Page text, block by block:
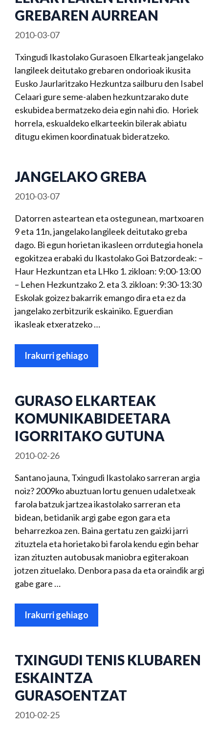
GREBAREN AURREAN
2010-03-07
Txingudi Ikastolako Gurasoen Elkarteak jangelako
langileek deitutako grebaren ondorioak ikusita
Eusko Jaurlaritzako Hezkuntza sailburu den Isabel
Celaari gure seme-alaben hezkuntzarako dute
eskubidea bermatzeko deia egin nahi dio. Horiek
horrela, eskualdeko elkarteekin bilerak abiatu
ditugu ekimen koordinatuak bideratzeko.
JANGELAKO GREBA
2010-03-07
Datorren asteartean eta ostegunean, martxoaren
9 eta 11n, jangelako langileek deitutako greba
dago. Bi egun horietan ikasleen orrdutegia honela
egokitzea erabaki du Ikastolako Goi Batzordeak: –
Haur Hezkuntzan eta LHko 1. zikloan: 9:00-13:00
– Lehen Hezkuntzako 2. eta 3. zikloan: 9:30-13:30
Eskolak goizez bakarrik emango dira eta ez da
jangelako zerbitzurik eskainiko. Eguerdian
ikasleak etxeratzeko …
Irakurri gehiago
GURASO ELKARTEAK
KOMUNIKABIDEETARA
IGORRITAKO GUTUNA
2010-02-26
Santano jauna, Txingudi Ikastolako sarreran argia
noiz? 2009ko abuztuan lortu genuen udaletxeak
farola batzuk jartzea ikastolako sarreran eta
bidean, betidanik argi gabe egon gara eta
beharrezkoa zen. Baina gertatu zen gaizki jarri
zituztela eta horietako bi farola kendu egin behar
izan zituzten autobusak maniobra egiterakoan
jotzen zituelako. Denbora pasa da eta oraindik argi
gabe gare …
Irakurri gehiago
TXINGUDI TENIS KLUBAREN
ESKAINTZA
GURASOENTZAT
2010-02-25